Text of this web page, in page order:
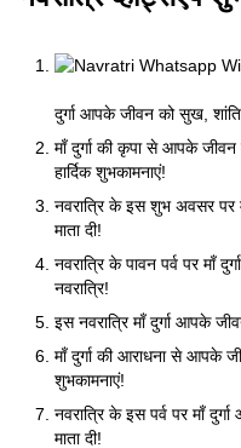
दुर्गा आपके जीवन को सुख,
माँ दुर्गा की कृपा से आपके जीवन
हार्दिक शुभकामनाएं!
नवरात्रि के इस शुभ अवसर पर
माता दी!
नवरात्रि के पावन पर्व पर माँ
नवरात्रि!
इस नवरात्रि माँ दुर्गा आपके
माँ दुर्गा की आराधना से आपके
शुभकामनाएं!
नवरात्रि के इस पर्व पर माँ
माता दी!